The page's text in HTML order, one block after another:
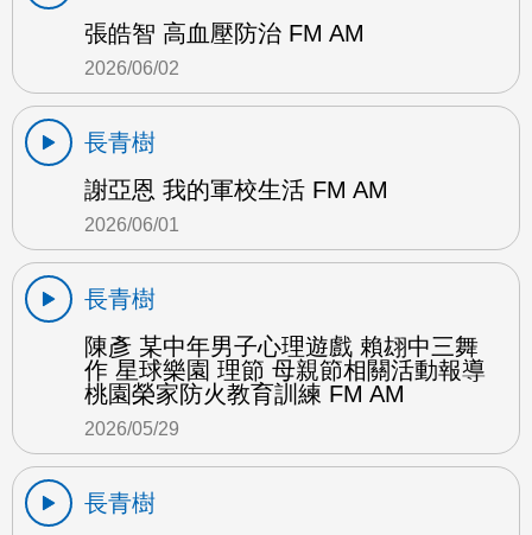
張皓智 高血壓防治 FM AM
2026/06/02
長青樹
謝亞恩 我的軍校生活 FM AM
2026/06/01
長青樹
陳彥 某中年男子心理遊戲 賴翃中三舞
作 星球樂園 理節 母親節相關活動報導
桃園榮家防火教育訓練 FM AM
2026/05/29
長青樹